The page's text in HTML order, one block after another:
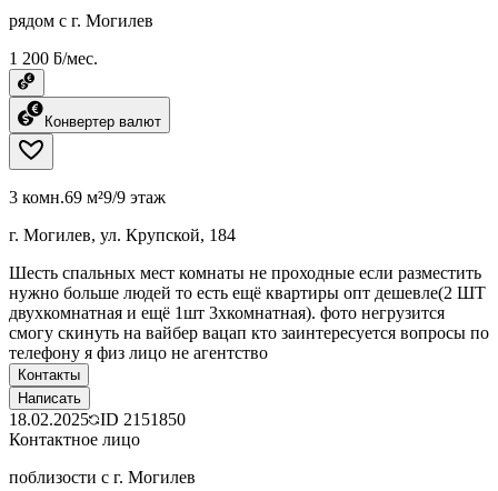
рядом с г. Могилев
1 200 ƃ/мес.
Конвертер валют
3 комн.69 м²9/9 этаж
г. Могилев, ул. Крупской, 184
Шесть спальных мест комнаты не проходные если разместить
нужно больше людей то есть ещё квартиры опт дешевле(2 ШТ
двухкомнатная и ещё 1шт 3хкомнатная). фото негрузится
смогу скинуть на вайбер вацап кто заинтересуется вопросы по
телефону я физ лицо не агентство
Контакты
Написать
18.02.2025 ID 2151850
Контактное лицо
поблизости с г. Могилев